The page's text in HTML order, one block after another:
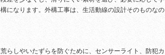
になります。外構工事は、生活動線の設計そのものなの
らしやいたずらを防ぐために、センサーライト、防犯カ